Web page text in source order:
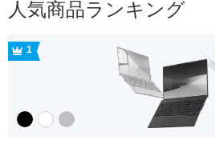
人気商品ランキング
1